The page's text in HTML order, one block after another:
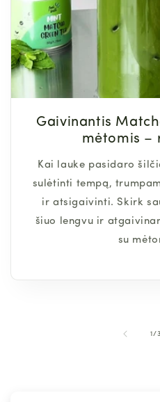
Gaivinantis
mėtomis –
Kai lauke pasidaro
sulėtinti tempą,
ir atsigaivinti. Skirk
šiuo lengvu ir
su
1/iš3